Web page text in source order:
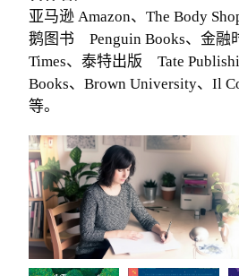
亚马逊 Amazon、The Body
鹅图书 Penguin Books、金
Times、泰特出版 Tate
Books、Brown University、Il
等。